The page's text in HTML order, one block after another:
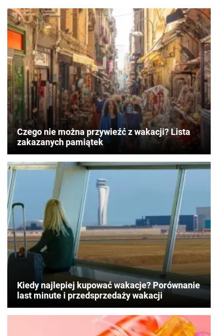
Czego nie można przywieźć z wakacji? Lista
zakazanych pamiątek
Kiedy najlepiej kupować wakacje? Porównanie
last minute i przedsprzedaży wakacji